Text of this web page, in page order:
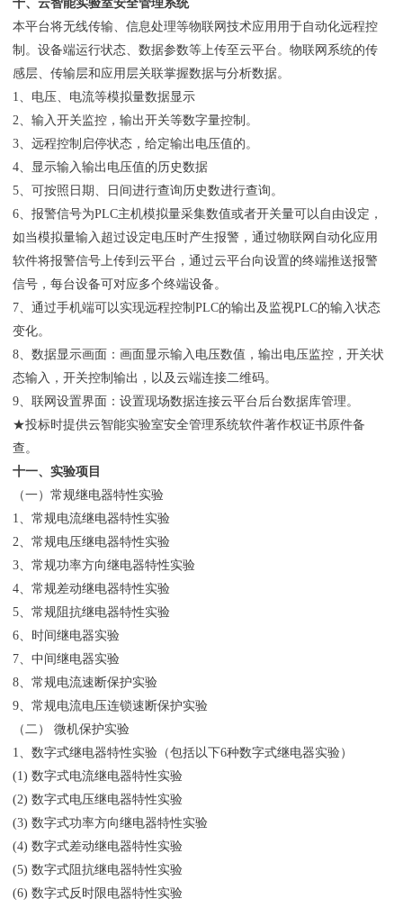
十、云智能实验室安全管理系统
本平台将无线传输、信息处理等物联网技术应用用于自动化远程控
制。设备端运行状态、数据参数等上传至云平台。物联网系统的传
感层、传输层和应用层关联掌握数据与分析数据。
1、电压、电流等模拟量数据显示
2、输入开关监控，输出开关等数字量控制。
3、远程控制启停状态，给定输出电压值的。
4、显示输入输出电压值的历史数据
5、可按照日期、日间进行查询历史数进行查询。
6、报警信号为PLC主机模拟量采集数值或者开关量可以自由设定，
如当模拟量输入超过设定电压时产生报警，通过物联网自动化应用
软件将报警信号上传到云平台，通过云平台向设置的终端推送报警
信号，每台设备可对应多个终端设备。
7、通过手机端可以实现远程控制PLC的输出及监视PLC的输入状态
变化。
8、数据显示画面：画面显示输入电压数值，输出电压监控，开关状
态输入，开关控制输出，以及云端连接二维码。
9、联网设置界面：设置现场数据连接云平台后台数据库管理。
★投标时提供云智能实验室安全管理系统软件著作权证书原件备
查。
十一、实验项目
（一）常规继电器特性实验
1、常规电流继电器特性实验
2、常规电压继电器特性实验
3、常规功率方向继电器特性实验
4、常规差动继电器特性实验
5、常规阻抗继电器特性实验
6、时间继电器实验
7、中间继电器实验
8、常规电流速断保护实验
9、常规电流电压连锁速断保护实验
（二） 微机保护实验
1、数字式继电器特性实验（包括以下6种数字式继电器实验）
(1) 数字式电流继电器特性实验
(2) 数字式电压继电器特性实验
(3) 数字式功率方向继电器特性实验
(4) 数字式差动继电器特性实验
(5) 数字式阻抗继电器特性实验
(6) 数字式反时限电器特性实验